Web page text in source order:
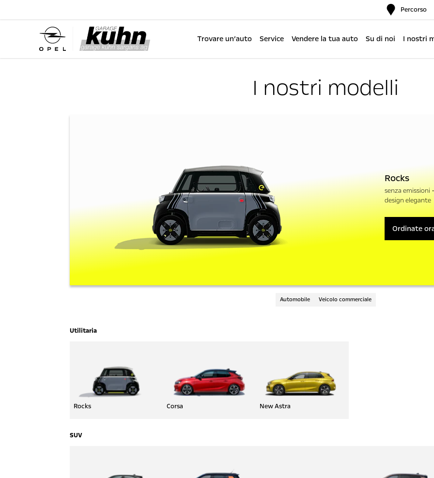
Percorso
Trovare un’auto Service Vendere la tua auto Su di noi I nostri
I nostri modelli
Rocks
senza emissioni
design elegante
Ordinate
Automobile Veicolo commerciale
Utilitaria
Rocks Corsa New Astra
SUV